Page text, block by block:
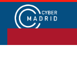
Sobre CyberMadrid